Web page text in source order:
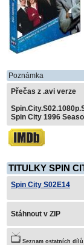
Poznámka
Přečas z .avi verze
Spin City 1996
TITULKY SPIN
Spin City S02E14
Stáhnout v ZIP
Seznam ostatních dílů